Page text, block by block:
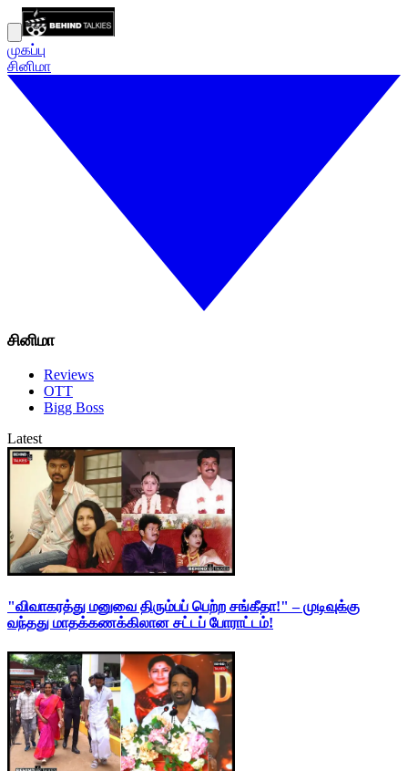
முகப்பு
சினிமா
சினிமா
Reviews
OTT
Bigg Boss
Latest
"விவாகரத்து மனுவை திரும்பப் பெற்ற சங்கீதா!" – முடிவுக்கு
வந்தது மாதக்கணக்கிலான சட்டப் போராட்டம்!